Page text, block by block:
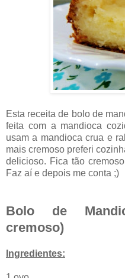
Esta receita de bolo de
feita com a mandioca
usam a mandioca crua e
mais cremoso preferi
delicioso. Fica tão
Faz aí e depois me conta ;)
Bolo de
cremoso)
Ingredientes: